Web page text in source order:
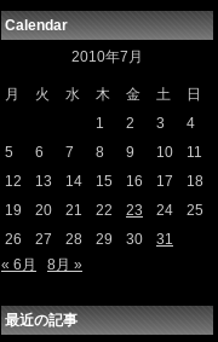
Calendar
2010年7月
月 火 水 木 金 土
日
1
2 3
4
5
6 7 8 9 10
11
12
13 14 15 16 17
18
19
20 21 22 23 24
25
26
27 28 29 30
31
« 6月
8月 »
最近の記事